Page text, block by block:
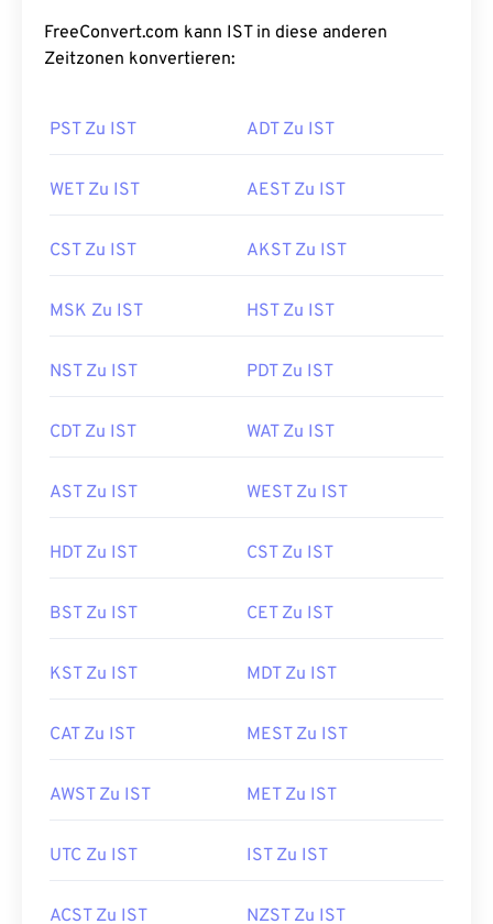
FreeConvert.com kann IST in diese anderen
Zeitzonen konvertieren:
PST Zu IST ADT Zu IST
WET Zu IST AEST Zu IST
CST Zu IST AKST Zu IST
MSK Zu IST HST Zu IST
NST Zu IST PDT Zu IST
CDT Zu IST WAT Zu IST
AST Zu IST WEST Zu IST
HDT Zu IST CST Zu IST
BST Zu IST CET Zu IST
KST Zu IST MDT Zu IST
CAT Zu IST MEST Zu IST
AWST Zu IST MET Zu IST
UTC Zu IST IST Zu IST
ACST Zu IST NZST Zu IST